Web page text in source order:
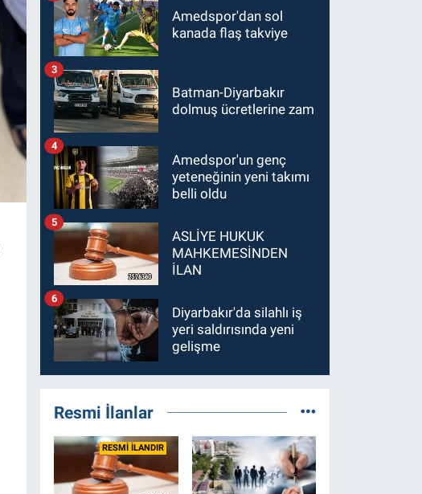
Amedspor'dan sol
kanada flaş takviye
Batman-Diyarbakır
dolmuş ücretlerine zam
3
Amedspor'un genç
yeteneğinin yeni takımı
belli oldu
4
ASLİYE HUKUK
MAHKEMESİNDEN
İLAN
5
Diyarbakır'da silahlı iş
yeri saldırısında yeni
gelişme
6
Resmi İlanlar
RESMİ İLANDIR